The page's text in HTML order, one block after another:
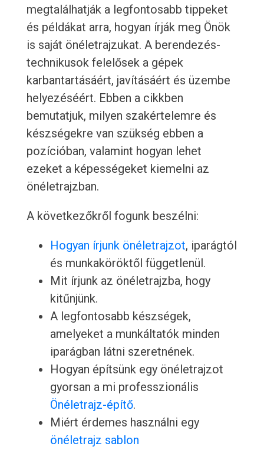
megtalálhatják a legfontosabb tippeket
és példákat arra, hogyan írják meg Önök
is saját önéletrajzukat. A berendezés-
technikusok felelősek a gépek
karbantartásáért, javításáért és üzembe
helyezéséért. Ebben a cikkben
bemutatjuk, milyen szakértelemre és
készségekre van szükség ebben a
pozícióban, valamint hogyan lehet
ezeket a képességeket kiemelni az
önéletrajzban.
A következőkről fogunk beszélni:
Hogyan írjunk önéletrajzot, iparágtól
és munkaköröktől függetlenül.
Mit írjunk az önéletrajzba, hogy
kitűnjünk.
A legfontosabb készségek,
amelyeket a munkáltatók minden
iparágban látni szeretnének.
Hogyan építsünk egy önéletrajzot
gyorsan a mi professzionális
Önéletrajz-építő.
Miért érdemes használni egy
önéletrajz sablon